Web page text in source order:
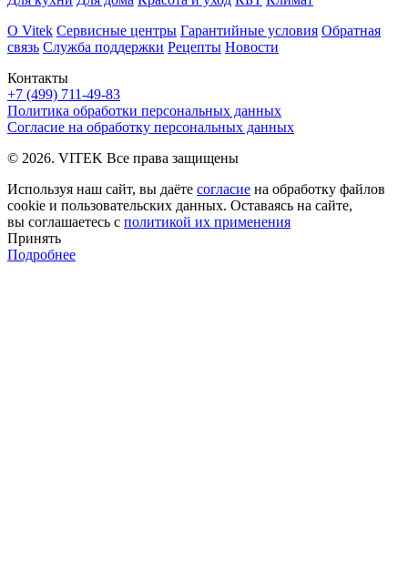
Контакты
+7 (499) 711-49-83
О Vitek Сервисные центры Гарантийные условия Обратная
связь Служба поддержки Рецепты Новости
Политика обработки персональных данных
Согласие на обработку персональных данных
© 2026. VITEK Все права защищены
Используя наш сайт, вы даёте согласие на обработку файлов
cookie и пользовательских данных. Оставаясь на сайте,
вы соглашаетесь с политикой их применения
Принять
Подробнее